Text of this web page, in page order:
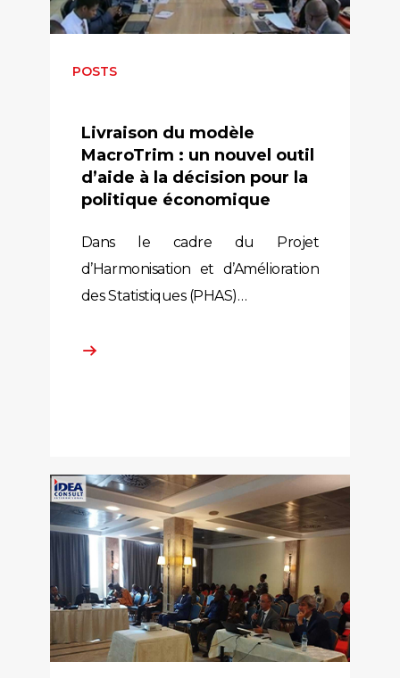
POSTS
Livraison du modèle
MacroTrim : un nouvel outil
d’aide à la décision pour la
politique économique
Dans le cadre du Projet
d’Harmonisation et d’Amélioration
des Statistiques (PHAS)…